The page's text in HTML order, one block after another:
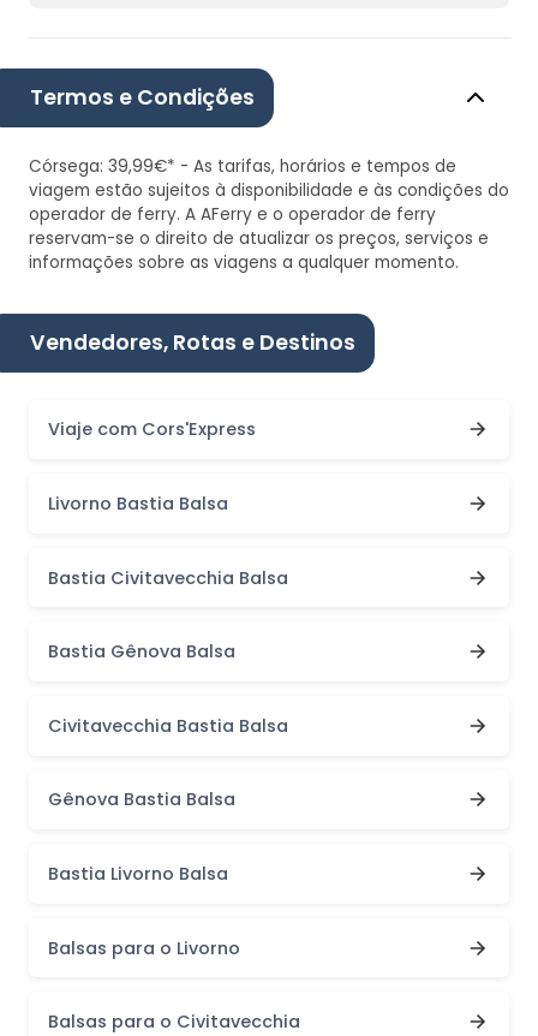
Termos e Condições
Córsega: 39,99€* - As tarifas, horários e tempos de
viagem estão sujeitos à disponibilidade e às condições do
operador de ferry. A AFerry e o operador de ferry
reservam-se o direito de atualizar os preços, serviços e
informações sobre as viagens a qualquer momento.
Vendedores, Rotas e Destinos
Viaje com Cors'Express
Livorno Bastia Balsa
Bastia Civitavecchia Balsa
Bastia Gênova Balsa
Civitavecchia Bastia Balsa
Gênova Bastia Balsa
Bastia Livorno Balsa
Balsas para o Livorno
Balsas para o Civitavecchia